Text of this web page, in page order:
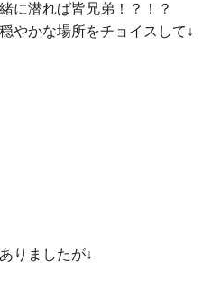
に潜れば皆兄弟！？！？